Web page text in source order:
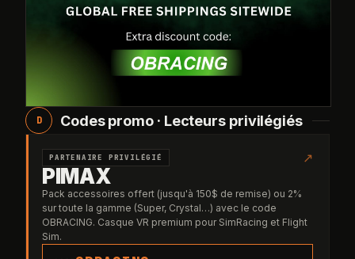
D Codes promo · Lecteurs privilégiés
PARTENAIRE PRIVILÉGIÉ ↗
PIMAX
Pack accessoires offert (jusqu'à 150$ de remise) ou 2%
sur toute la gamme (Super, Crystal…) avec le code
OBRACING. Casque VR premium pour SimRacing et Flight
Sim.